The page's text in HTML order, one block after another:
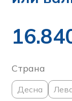
Страна
Десна